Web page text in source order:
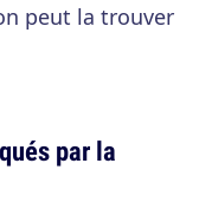
peut la trouver
par la